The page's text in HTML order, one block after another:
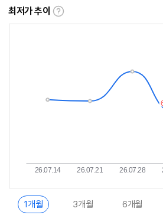
최저가 추이
최
1개월 3개월 6개월